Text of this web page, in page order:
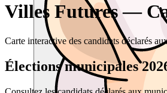
Villes Futures —
Carte interactive des candidats déclarés
Élections municipales